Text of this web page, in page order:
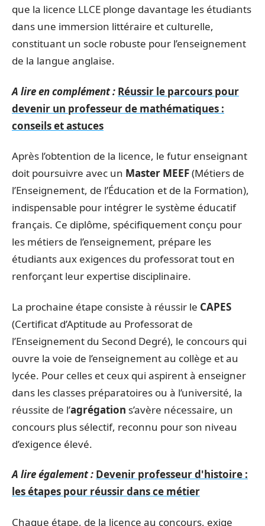
que la licence LLCE plonge davantage les étudiants
dans une immersion littéraire et culturelle,
constituant un socle robuste pour l’enseignement
de la langue anglaise.
A lire en complément : Réussir le parcours pour
devenir un professeur de mathématiques :
conseils et astuces
Après l’obtention de la licence, le futur enseignant
doit poursuivre avec un Master MEEF(Métiers de
l’Enseignement, de l’Éducation et de la Formation),
indispensable pour intégrer le système éducatif
français. Ce diplôme, spécifiquement conçu pour
les métiers de l’enseignement, prépare les
étudiants aux exigences du professorat tout en
renforçant leur expertise disciplinaire.
La prochaine étape consiste à réussir le CAPES
(Certificat d’Aptitude au Professorat de
l’Enseignement du Second Degré), le concours qui
ouvre la voie de l’enseignement au collège et au
lycée. Pour celles et ceux qui aspirent à enseigner
dans les classes préparatoires ou à l’université, la
réussite de l’agrégation s’avère nécessaire, un
concours plus sélectif, reconnu pour son niveau
d’exigence élevé.
A lire également : Devenir professeur d'histoire :
les étapes pour réussir dans ce métier
Chaque étape, de la licence au concours, exige